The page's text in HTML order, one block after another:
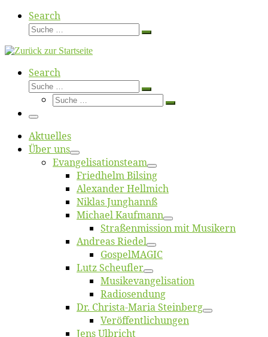
Search
Suche
Suche
Search
Suche
Suche
Suche
Suche
Menü
Ak­tu­el­les
Über uns
Evangelisa­tions­team
Fried­helm Bilsing
Alex­an­der Hellmich
Ni­klas Junghannß
Mi­cha­el Kaufmann
Straßenmis­sion mit Musikern
An­dre­as Riedel
Gos­pel­MA­GIC
Lutz Scheuf­ler
Musikevan­ge­li­sa­tion
Ra­dio­sen­dung
Dr. Chris­­ta-Ma­ria Steinberg
Ver­öf­fent­li­chun­gen
Jens Ulb­richt